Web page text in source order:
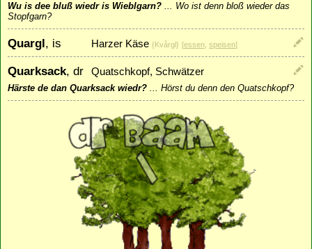
Wu is dee bluß wiedr is Wieblgarn? ... Wo ist denn bloß wieder das
Stopfgarn?
Quargl, is Harzer Käse {Kvårgl} [essen, speisen]
Quarksack, dr Quatschkopf, Schwätzer
Härste de dan Quarksack wiedr? ... Hörst du denn den Quatschkopf?